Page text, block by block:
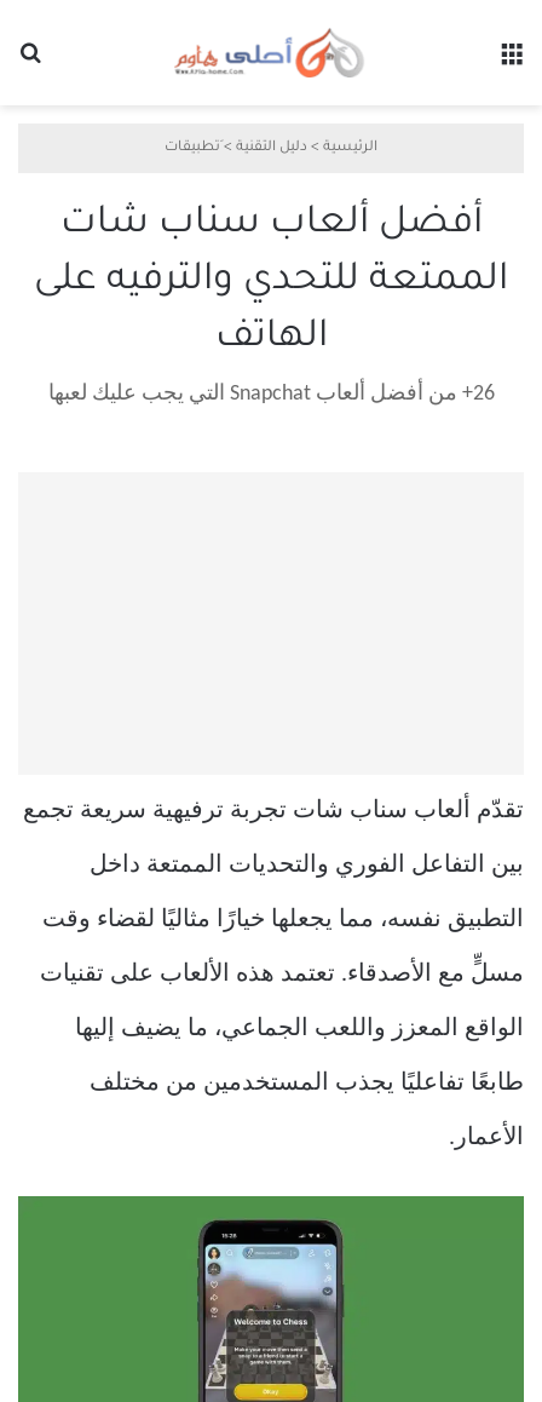
الرئيسية > دليل التقنية > َتطبيقات
أفضل ألعاب سناب شات
الممتعة للتحدي والترفيه على
الهاتف
26+ من أفضل ألعاب Snapchat التي يجب عليك لعبها
تقدّم ألعاب سناب شات تجربة ترفيهية سريعة تجمع
بين التفاعل الفوري والتحديات الممتعة داخل
التطبيق نفسه، مما يجعلها خيارًا مثاليًا لقضاء وقت
مسلٍّ مع الأصدقاء. تعتمد هذه الألعاب على تقنيات
الواقع المعزز واللعب الجماعي، ما يضيف إليها
طابعًا تفاعليًا يجذب المستخدمين من مختلف
الأعمار.